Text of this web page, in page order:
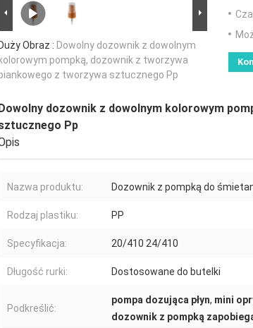
Duży Obraz : Dowolny dozownik z dowolnym
kolorowym pompką, dozownik z tworzywa
z tworzywa sztucznego Pp
Dowolny dozownik z dowolnym kolorowym
Pp
Nazwa produktu: Dozownik z pompką do
Rodzaj plastiku: PP
Specyfikacja: 20/410 24/410
Długość rurki: Dostosowane do butelki
Podkreślić:
pompa dozująca płyn, mini
dozownik z pompką